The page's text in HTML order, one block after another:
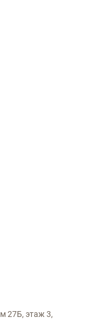
27Б, этаж 3,